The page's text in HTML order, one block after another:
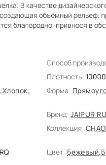
В качестве
объёмный рельеф,
благородно, привнося в
Способ
Плотность
,Хлопок,
Форма
Бренд JAIPUR
Коллекция
Цвет Бежевый,